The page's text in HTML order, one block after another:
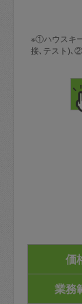
※①ハウスキ
接､テスト)､
価
業務